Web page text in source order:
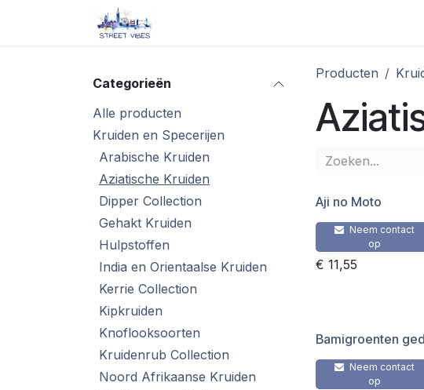
Overslaan naar inhoud
Categorieën
Alle producten
Kruiden en Specerijen
Arabische Kruiden
Aziatische Kruiden
Dipper Collection
Gehakt Kruiden
Hulpstoffen
India en Orientaalse Kruiden
Kerrie Collection
Kipkruiden
Knoflooksoorten
Kruidenrub Collection
Noord Afrikaanse Kruiden
Producten
Aji no Moto
Neem contact
op
€ 11,55
Bamigroenten
Neem contact
op